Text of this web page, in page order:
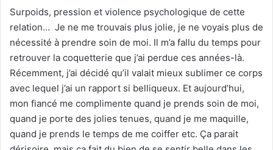
Surpoids, pression et violence psychologique de cette
relation… Je ne me trouvais plus jolie, je ne voyais plus de
nécessité à prendre soin de moi. Il m’a fallu du temps pour
retrouver la coquetterie que j’ai perdue ces années-là.
Récemment, j’ai décidé qu’il valait mieux sublimer ce corps
avec lequel j’ai un rapport si belliqueux. Et aujourd’hui,
mon fiancé me complimente quand je prends soin de moi,
quand je porte des jolies tenues, quand je me maquille,
quand je prends le temps de me coiffer etc. Ça parait